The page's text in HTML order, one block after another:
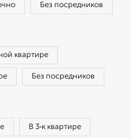
Без посредников
квартире
Без посредников
В 3‑к квартире